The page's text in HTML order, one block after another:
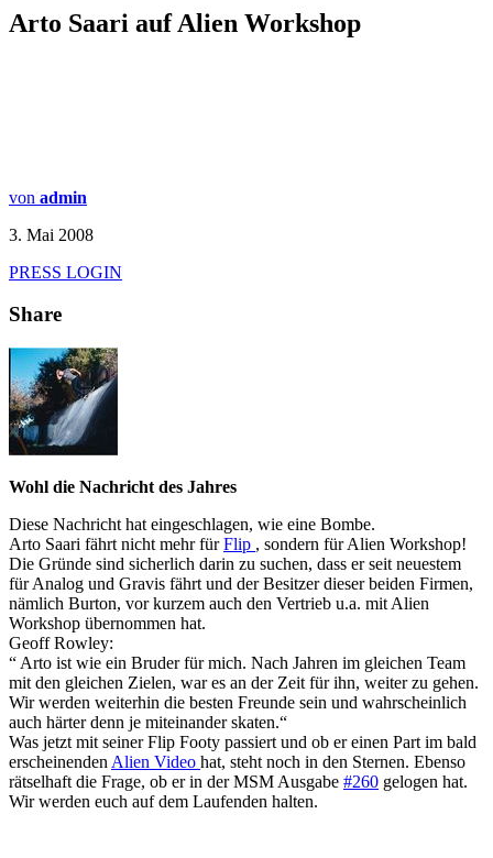
Arto Saari auf Alien Workshop
von admin
3. Mai 2008
PRESS LOGIN
Share
Wohl die Nachricht des Jahres
Diese Nachricht hat eingeschlagen, wie eine Bombe.
Arto Saari fährt nicht mehr fürFlip , sondern für Alien Workshop!
Die Gründe sind sicherlich darin zu suchen, dass er seit neuestem
für Analog und Gravis fährt und der Besitzer dieser beiden Firmen,
nämlich Burton, vor kurzem auch den Vertrieb u.a. mit Alien
Workshop übernommen hat.
Geoff Rowley:
“ Arto ist wie ein Bruder für mich. Nach Jahren im gleichen Team
mit den gleichen Zielen, war es an der Zeit für ihn, weiter zu gehen.
Wir werden weiterhin die besten Freunde sein und wahrscheinlich
auch härter denn je miteinander skaten.“
Was jetzt mit seiner Flip Footy passiert und ob er einen Part im bald
erscheinenden Alien Video hat, steht noch in den Sternen. Ebenso
rätselhaft die Frage, ob er in der MSM Ausgabe #260 gelogen hat.
Wir werden euch auf dem Laufenden halten.